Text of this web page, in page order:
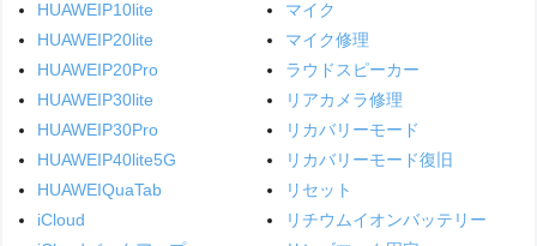
HUAWEIP10lite
HUAWEIP20lite
HUAWEIP20Pro
HUAWEIP30lite
HUAWEIP30Pro
HUAWEIP40lite5G
HUAWEIQuaTab
iCloud
マイク
マイク修理
ラウドスピーカー
リアカメラ修理
リカバリーモード
リカバリーモード復旧
リセット
リチウムイオンバッテリー